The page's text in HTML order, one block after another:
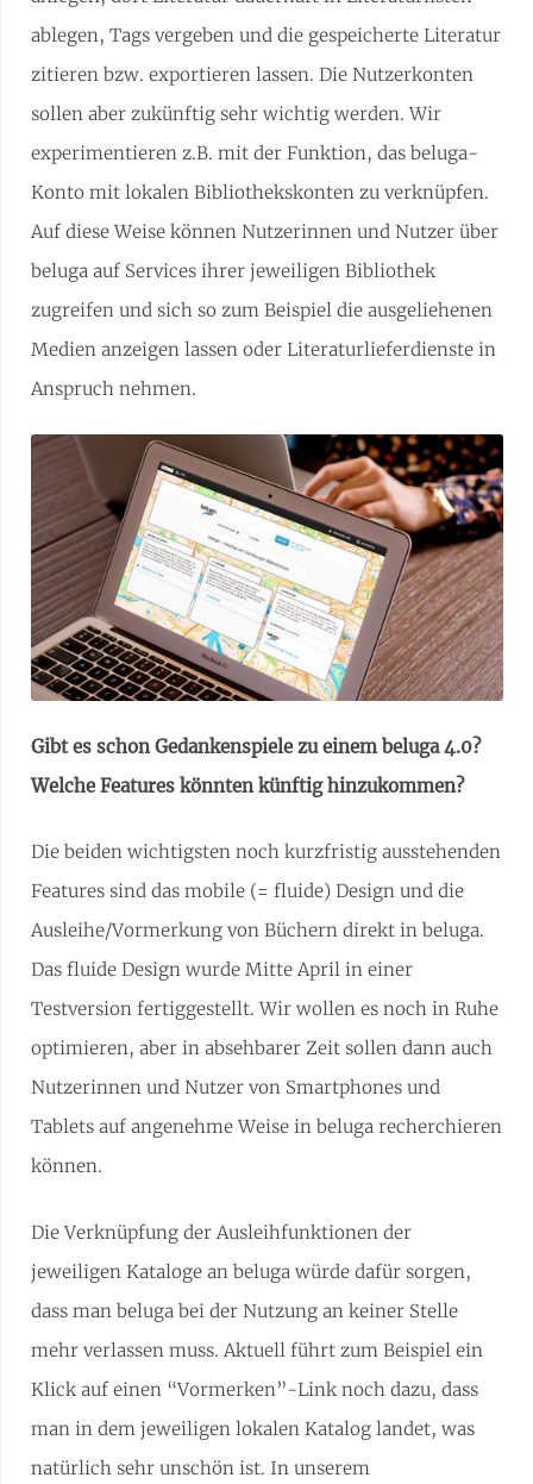
ablegen, Tags vergeben und die gespeicherte Literatur
zitieren bzw. exportieren lassen. Die Nutzerkonten
sollen aber zukünftig sehr wichtig werden. Wir
experimentieren z.B. mit der Funktion, das beluga-
Konto mit lokalen Bibliothekskonten zu verknüpfen.
Auf diese Weise können Nutzerinnen und Nutzer über
beluga auf Services ihrer jeweiligen Bibliothek
zugreifen und sich so zum Beispiel die ausgeliehenen
Medien anzeigen lassen oder Literaturlieferdienste in
Anspruch nehmen.
Gibt es schon Gedankenspiele zu einem beluga 4.0?
Welche Features könnten künftig hinzukommen?
Die beiden wichtigsten noch kurzfristig ausstehenden
Features sind das mobile (= fluide) Design und die
Ausleihe/Vormerkung von Büchern direkt in beluga.
Das fluide Design wurde Mitte April in einer
Testversion fertiggestellt. Wir wollen es noch in Ruhe
optimieren, aber in absehbarer Zeit sollen dann auch
Nutzerinnen und Nutzer von Smartphones und
Tablets auf angenehme Weise in beluga recherchieren
können.
Die Verknüpfung der Ausleihfunktionen der
jeweiligen Kataloge an beluga würde dafür sorgen,
dass man beluga bei der Nutzung an keiner Stelle
mehr verlassen muss. Aktuell führt zum Beispiel ein
Klick auf einen “Vormerken”-Link noch dazu, dass
man in dem jeweiligen lokalen Katalog landet, was
natürlich sehr unschön ist. In unserem